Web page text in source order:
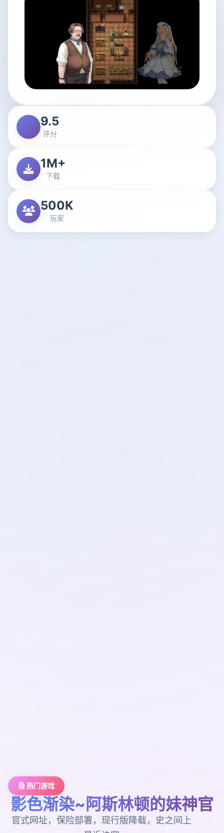
9.5
评分
1M+
下载
500K
玩家
🗿 热门游戏
影色渐染~阿斯林顿的妹神官
官式网址，保险部署，现行版降载，史之间上